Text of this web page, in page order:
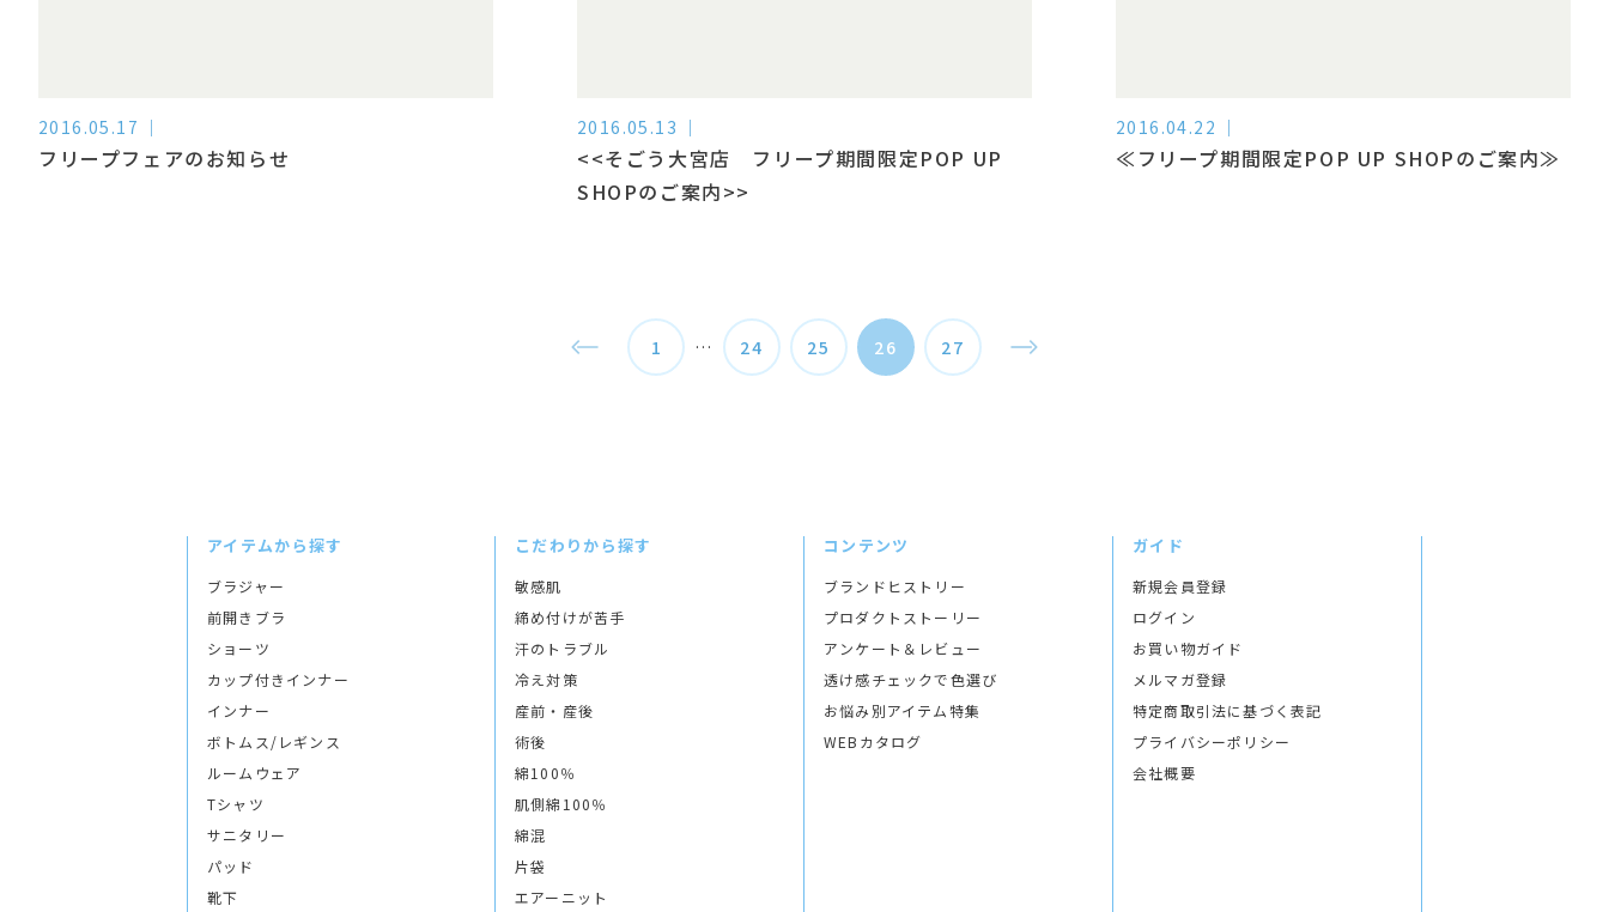
2016.05.17
フリープフェアのお知らせ
2016.05.13
<<そごう大宮店 フリープ期間限定POP UP
SHOPのご案内>>
2016.04.22
≪フリープ期間限定POP UP SHOPのご案内≫
1 … 24 25 26 27
アイテムから探す
ブラジャー
前開きブラ
ショーツ
カップ付きインナー
インナー
ボトムス/レギンス
ルームウェア
Tシャツ
サニタリー
パッド
靴下
こだわりから探す
敏感肌
締め付けが苦手
汗のトラブル
冷え対策
産前・産後
術後
綿100％
肌側綿100％
綿混
片袋
エアーニット
コンテンツ
ブランドヒストリー
プロダクトストーリー
アンケート＆レビュー
透け感チェックで色選び
お悩み別アイテム特集
WEBカタログ
ガイド
新規会員登録
ログイン
お買い物ガイド
メルマガ登録
特定商取引法に基づく表記
プライバシーポリシー
会社概要